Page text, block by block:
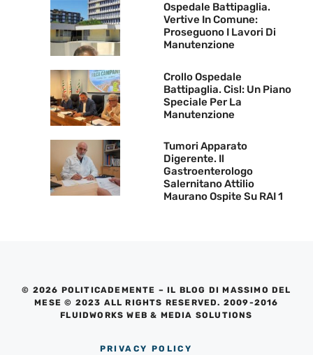
Ospedale Battipaglia.
Vertive In Comune:
Proseguono I Lavori Di
Manutenzione
Crollo Ospedale
Battipaglia. Cisl: Un Piano
Speciale Per La
Manutenzione
Tumori Apparato
Digerente. Il
Gastroenterologo
Salernitano Attilio
Maurano Ospite Su RAI 1
© 2026 POLITICADEMENTE – IL BLOG DI MASSIMO DEL
MESE © 2023 ALL RIGHTS RESERVED. 2009-2016
FLUIDWORKS WEB & MEDIA SOLUTIONS
PRIVACY POLICY